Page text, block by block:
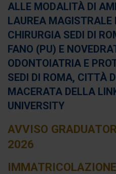
ALLE MODALITÀ DI
LAUREA MAGISTRALE
CHIRURGIA SEDI DI
FANO (PU) E
ODONTOIATRIA E
SEDI DI ROMA, CITTÀ
MACERATA DELLA
UNIVERSITY
AVVISO
2026